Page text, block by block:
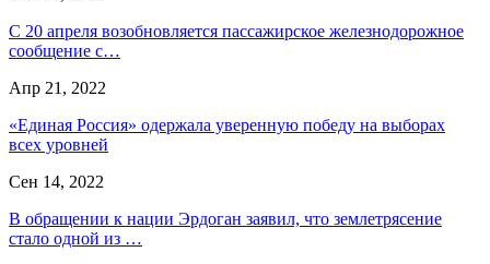
С 20 апреля возобновляется пассажирское железнодорожное
сообщение с…
Апр 21, 2022
«Единая Россия» одержала уверенную победу на выборах
всех уровней
Сен 14, 2022
В обращении к нации Эрдоган заявил, что землетрясение
стало одной из …